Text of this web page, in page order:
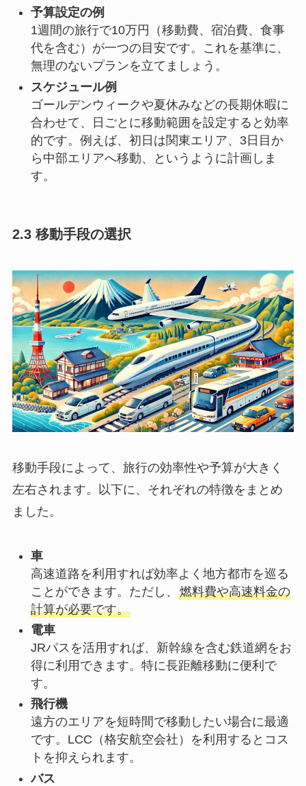
予算設定の例
1週間の旅行で10万円（移動費、宿泊費、食事
代を含む）が一つの目安です。これを基準に、
無理のないプランを立てましょう。
スケジュール例
ゴールデンウィークや夏休みなどの長期休暇に
合わせて、日ごとに移動範囲を設定すると効率
的です。例えば、初日は関東エリア、3日目か
ら中部エリアへ移動、というように計画しま
す。
2.3 移動手段の選択
移動手段によって、旅行の効率性や予算が大きく
左右されます。以下に、それぞれの特徴をまとめ
ました。
車
高速道路を利用すれば効率よく地方都市を巡る
ことができます。ただし、 燃料費や高速料金の
計算が必要です。
電車
JRパスを活用すれば、新幹線を含む鉄道網をお
得に利用できます。特に長距離移動に便利で
す。
飛行機
遠方のエリアを短時間で移動したい場合に最適
です。LCC（格安航空会社）を利用するとコス
トを抑えられます。
バス